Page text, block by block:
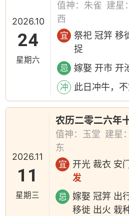
2026.10
24
星期六
值神：朱雀 建星
西
宜 祭祀 冠笄 移
捉
忌 嫁娶 开市 开
冲 此日冲牛，
2026.11
11
星期三
农历二零二六年
值神：玉堂 建星
东
宜 开光 裁衣 安
发
忌
嫁娶 冠笄 出
移徙 出火 栽